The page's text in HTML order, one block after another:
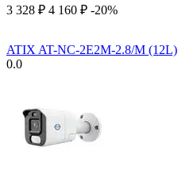
3 328 ₽ 4 160 ₽ -20%
ATIX AT-NC-2E2M-2.8/M (12L)
0.0